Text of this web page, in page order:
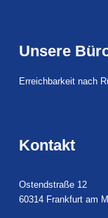
Unsere
Erreichbarkeit nach
Kontakt
Ostendstraße 12
60314 Frankfurt am